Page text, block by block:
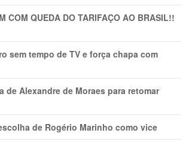
COM QUEDA DO TARIFAÇO AO BRASIL!!
sem tempo de TV e força chapa com
de Alexandre de Moraes para retomar
de Rogério Marinho como vice